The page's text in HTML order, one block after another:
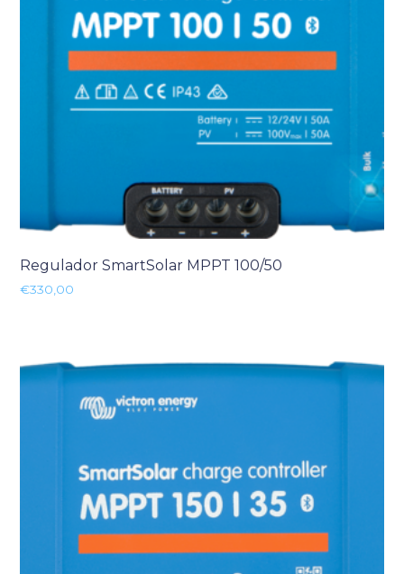
Regulador SmartSolar MPPT 100/50
€330,00